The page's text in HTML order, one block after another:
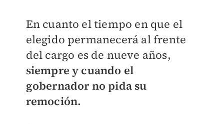
En cuanto el tiempo en que el
elegido permanecerá al frente
del cargo es de nueve años,
siempre y cuando el
gobernador no pida su
remoción.